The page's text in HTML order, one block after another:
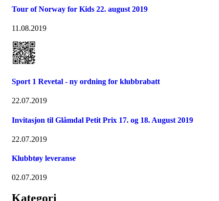
Tour of Norway for Kids 22. august 2019
11.08.2019
Sport 1 Revetal - ny ordning for klubbrabatt
22.07.2019
Invitasjon til Glåmdal Petit Prix 17. og 18. August 2019
22.07.2019
Klubbtøy leveranse
02.07.2019
Kategori